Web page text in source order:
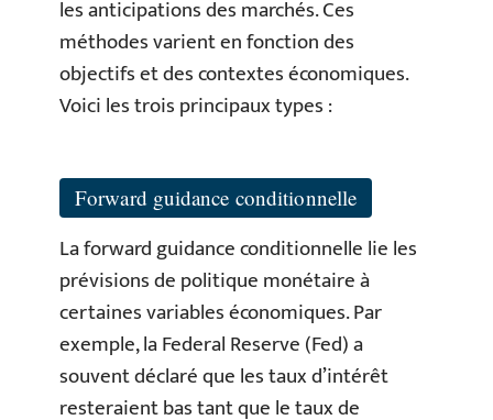
les anticipations des marchés. Ces
méthodes varient en fonction des
objectifs et des contextes économiques.
Voici les trois principaux types :
Forward guidance conditionnelle
La forward guidance conditionnelle lie les
prévisions de politique monétaire à
certaines variables économiques. Par
exemple, la Federal Reserve (Fed) a
souvent déclaré que les taux d’intérêt
resteraient bas tant que le taux de